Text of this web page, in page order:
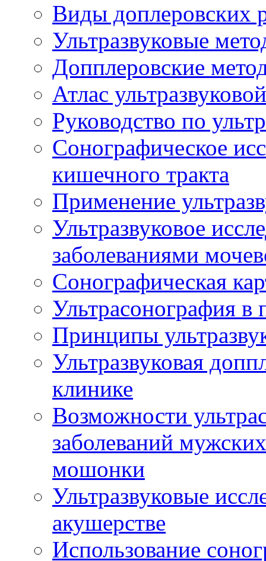
Виды доплеровских
Ультразвуковые
Допплеровские
Атлас
Руководство по
Сонографическое
кишечного тракта
Применение
Ультразвуковое
заболеваниями
Сонографическая
Ультрасонография в
Принципы
Ультразвуковая
клинике
Возможности
заболеваний
мошонки
Ультразвуковые
акушерстве
Использование